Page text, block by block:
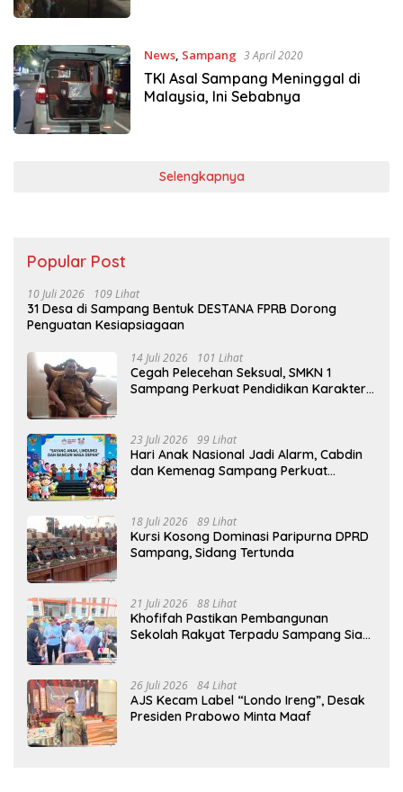
News, Sampang 3 April 2020
TKI Asal Sampang Meninggal di
Malaysia, Ini Sebabnya
Selengkapnya
Popular Post
10 Juli 2026 109 Lihat
31 Desa di Sampang Bentuk DESTANA FPRB Dorong
Penguatan Kesiapsiagaan
14 Juli 2026 101 Lihat
Cegah Pelecehan Seksual, SMKN 1
Sampang Perkuat Pendidikan Karakter
23 Juli 2026 99 Lihat
Hari Anak Nasional Jadi Alarm, Cabdin
dan Kemenag Sampang Perkuat
18 Juli 2026 89 Lihat
Kursi Kosong Dominasi Paripurna DPRD
Sampang, Sidang Tertunda
21 Juli 2026 88 Lihat
Khofifah Pastikan Pembangunan
Sekolah Rakyat Terpadu Sampang Siap
26 Juli 2026 84 Lihat
AJS Kecam Label “Londo Ireng”, Desak
Presiden Prabowo Minta Maaf